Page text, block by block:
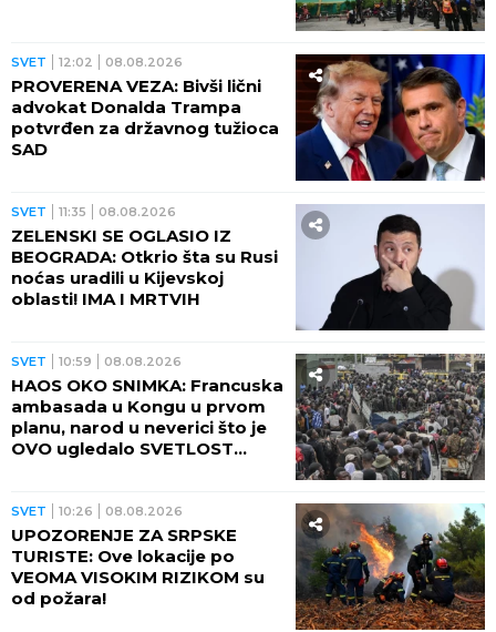
SVET 12:02 08.08.2026
PROVERENA VEZA: Bivši lični
advokat Donalda Trampa
potvrđen za državnog tužioca
SAD
SVET 11:35 08.08.2026
ZELENSKI SE OGLASIO IZ
BEOGRADA: Otkrio šta su Rusi
noćas uradili u Kijevskoj
oblasti! IMA I MRTVIH
SVET 10:59 08.08.2026
HAOS OKO SNIMKA: Francuska
ambasada u Kongu u prvom
planu, narod u neverici što je
OVO ugledalo SVETLOST
SVET 10:26 08.08.2026
UPOZORENJE ZA SRPSKE
TURISTE: Ove lokacije po
VEOMA VISOKIM RIZIKOM su
od požara!